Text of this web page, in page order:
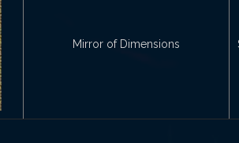
Mirror of Dimensions